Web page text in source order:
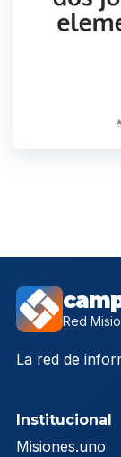
Red
La red de
Institucional
Misiones.uno